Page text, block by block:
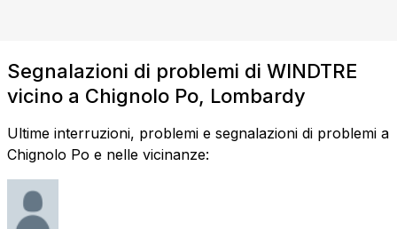
Segnalazioni di problemi di WINDTRE
vicino a Chignolo Po, Lombardy
Ultime interruzioni, problemi e segnalazioni di problemi a
Chignolo Po e nelle vicinanze: